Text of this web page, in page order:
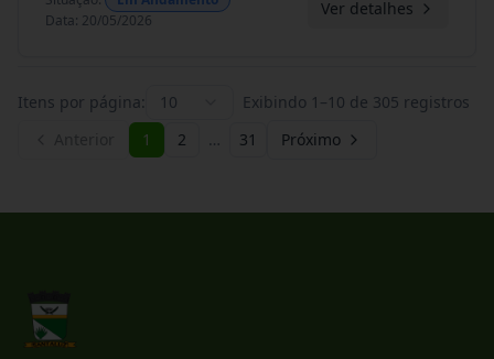
Data: 20/05/2026
Ver detalhes
Itens por página: 10 Exibindo 1 –10 de 305 registros
1 2 … 31 Próximo